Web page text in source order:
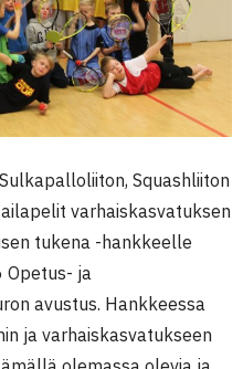
Squashliiton
varhaiskasvatuksen
tukena -hankkeelle
Opetus- ja
avustus. Hankkeessa
ja varhaiskasvatukseen